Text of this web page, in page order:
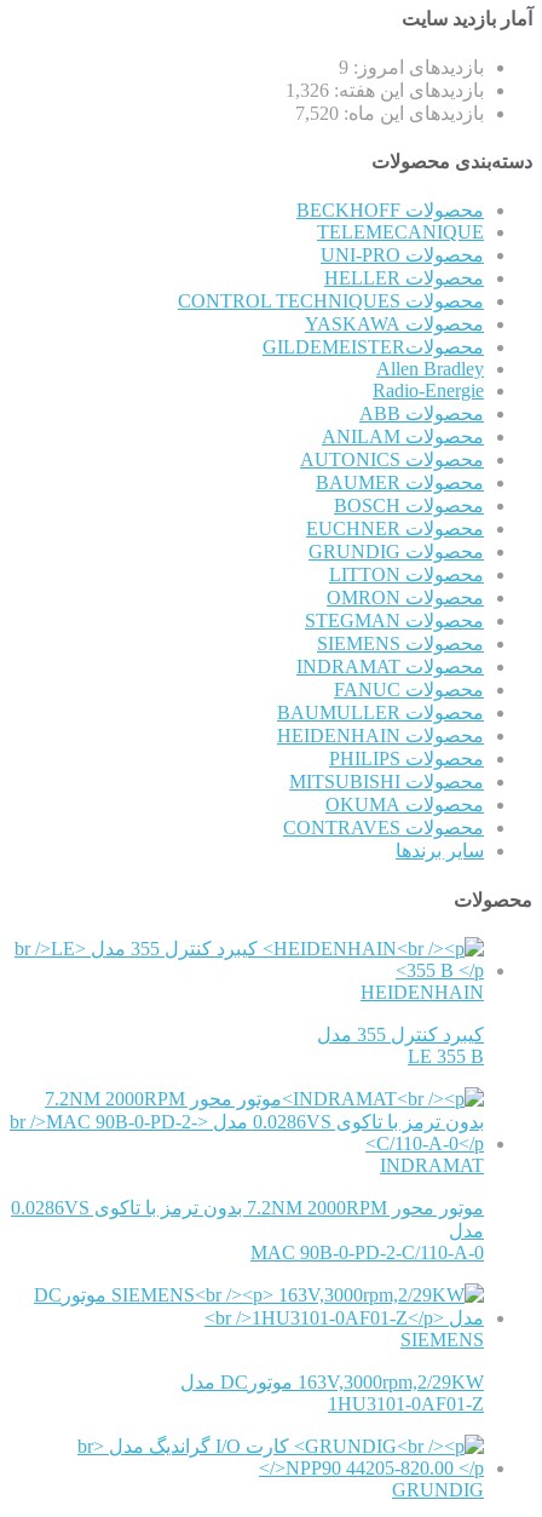
آمار بازدید سایت
بازدیدهای امروز: 9
بازدیدهای این هفته: 1,326
بازدیدهای این ماه: 7,520
دسته‌بندی محصولات
محصولات BECKHOFF
TELEMECANIQUE
محصولات UNI-PRO
محصولات HELLER
محصولات CONTROL TECHNIQUES
محصولات YASKAWA
محصولاتGILDEMEISTER
Allen Bradley
Radio-Energie
محصولات ABB
محصولات ANILAM
محصولات AUTONICS
محصولات BAUMER
محصولات BOSCH
محصولات EUCHNER
محصولات GRUNDIG
محصولات LITTON
محصولات OMRON
محصولات STEGMAN
محصولات SIEMENS
محصولات INDRAMAT
محصولات FANUC
محصولات BAUMULLER
محصولات HEIDENHAIN
محصولات PHILIPS
محصولات MITSUBISHI
محصولات OKUMA
محصولات CONTRAVES
سایر برندها
محصولات
HEIDENHAIN
کیبرد کنترل 355 مدل
LE 355 B
INDRAMAT
موتور محور 7.2NM 2000RPM بدون ترمز با تاکوی 0.0286VS
مدل
MAC 90B-0-PD-2-C/110-A-0
SIEMENS
163V,3000rpm,2/29KW موتورDC مدل
1HU3101-0AF01-Z
GRUNDIG